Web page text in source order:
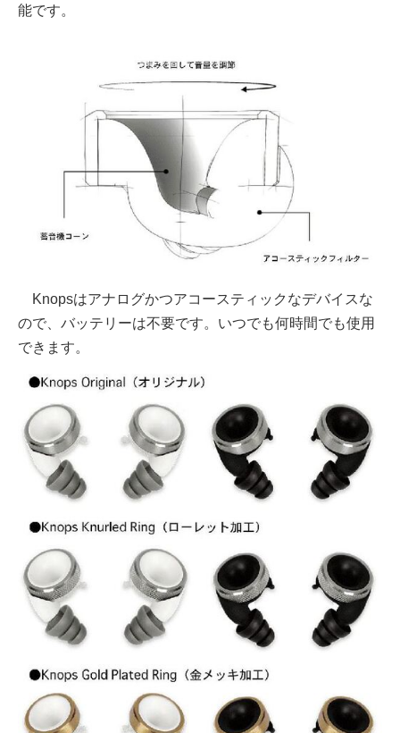
能です。
Knopsはアナログかつアコースティックなデバイスな
ので、バッテリーは不要です。いつでも何時間でも使用
できます。